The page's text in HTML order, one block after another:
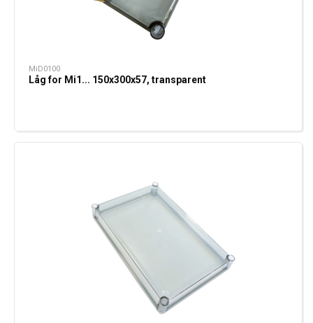
MiD0100
Låg for Mi1... 150x300x57, transparent